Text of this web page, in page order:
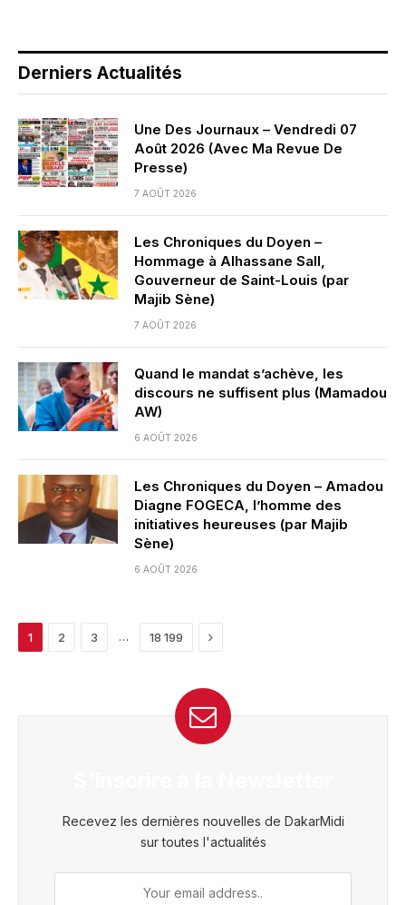
Derniers Actualités
Une Des Journaux – Vendredi 07
Août 2026 (Avec Ma Revue De
Presse)
7 AOÛT 2026
Les Chroniques du Doyen –
Hommage à Alhassane Sall,
Gouverneur de Saint-Louis (par
Majib Sène)
7 AOÛT 2026
Quand le mandat s’achève, les
discours ne suffisent plus (Mamadou
AW)
6 AOÛT 2026
Les Chroniques du Doyen – Amadou
Diagne FOGECA, l’homme des
initiatives heureuses (par Majib
Sène)
6 AOÛT 2026
1 2 3 … 18 199 Next
Recevez les dernières nouvelles de DakarMidi
sur toutes l'actualités